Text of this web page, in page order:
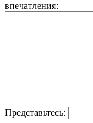
впечатления:
Представьтесь: